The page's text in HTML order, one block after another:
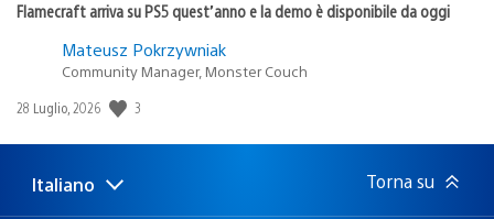
Flamecraft arriva su PS5 quest’anno e la demo è disponibile da oggi
Mateusz Pokrzywniak
Community Manager, Monster Couch
Data
pubblicazione:
28 Luglio, 2026 3
Seleziona
una
Regione
attuale:
Italiano Torna su